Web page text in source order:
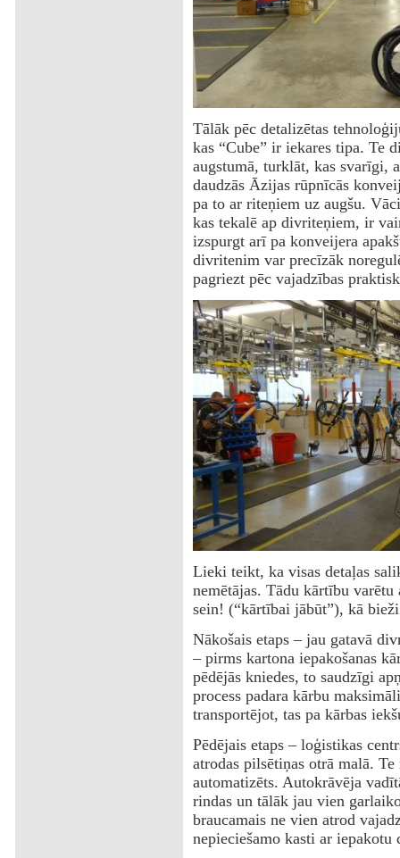
Tālāk pēc detalizētas
kas “Cube” ir iekares tipa. Te
augstumā, turklāt, kas svarīgi,
daudzās Āzijas rūpnīcās
pa to ar riteņiem uz augšu.
kas tekalē ap divriteņiem, ir
izspurgt arī pa konveijera
divritenim var precīzāk
pagriezt pēc vajadzības
Lieki teikt, ka visas detaļas
nemētājas. Tādu kārtību varētu
sein! (“kārtībai jābūt”), kā
Nākošais etaps – jau gatavā
– pirms kartona iepakošanas
pēdējās kniedes, to saudzīgi
process padara kārbu
transportējot, tas pa kārbas
Pēdējais etaps – loģistikas
atrodas pilsētiņas otrā malā.
automatizēts. Autokrāvēja
rindas un tālāk jau vien
braucamais ne vien atrod
nepieciešamo kasti ar